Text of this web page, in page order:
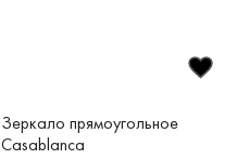
Зеркало прямоугольное
Casablanca